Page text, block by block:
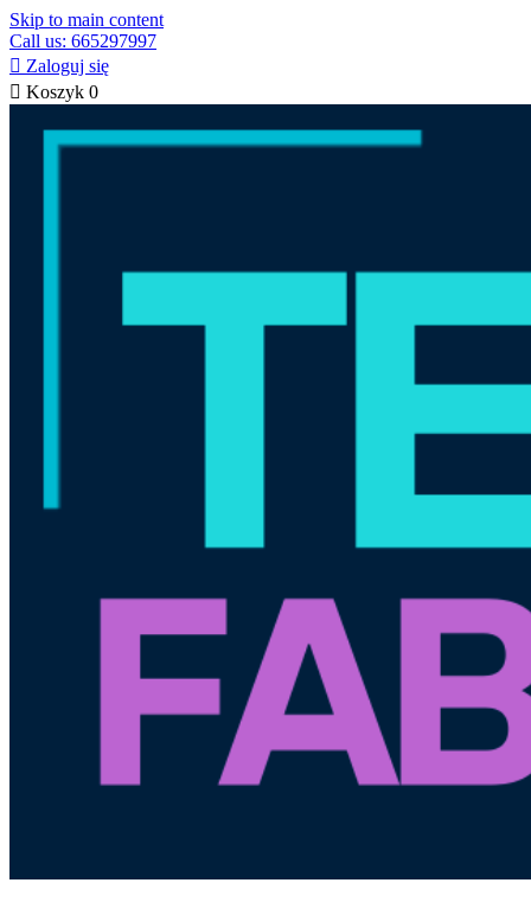
Skip to main content
Call us: 665297997
 Zaloguj się
 Koszyk 0